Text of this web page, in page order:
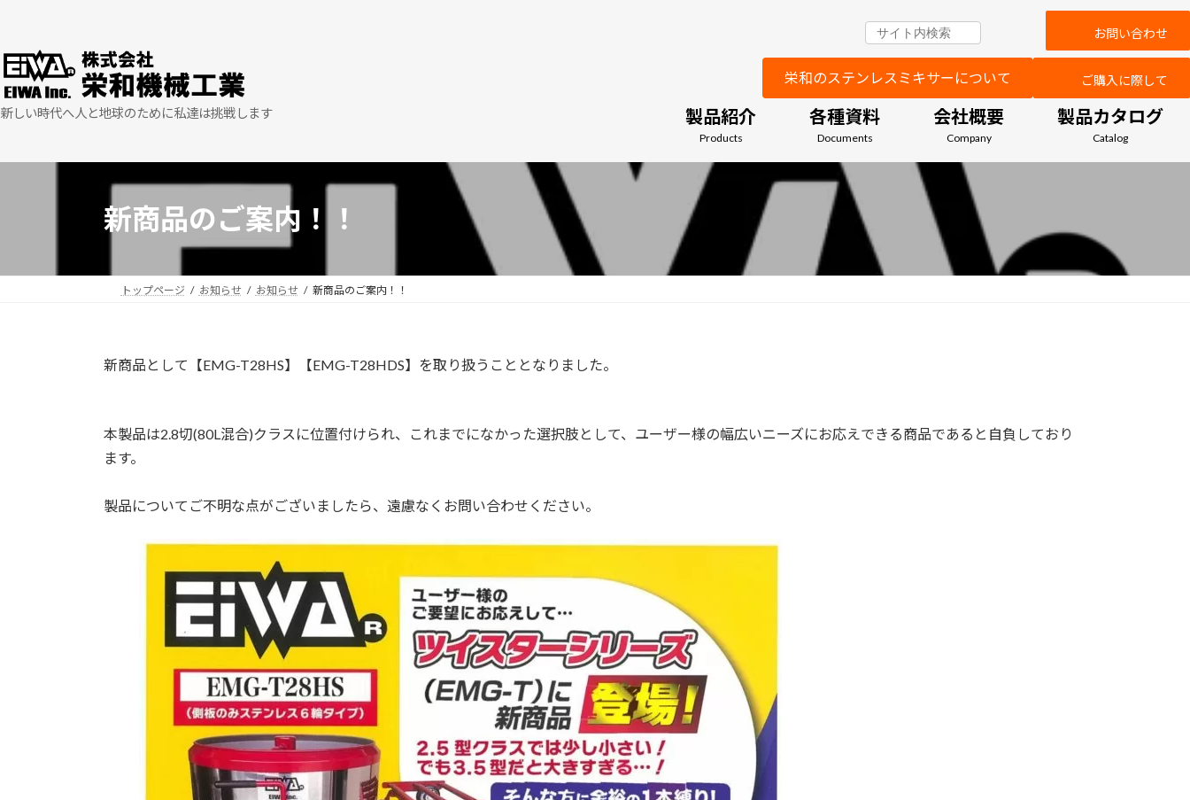
テ
ン
ツ
へ
キ
ゲ
ー
シ
ョ
に
新しい時代へ人と地球のために私達は挑戦します
お問い合わせ
栄和のステンレスミキサーについて ご購入に際して
製品紹介
Products
各種資料
Documents
会社概要
Company
製品カタログ
Catalog
新商品のご案内！！
トップページ お知らせ お知らせ 新商品のご案内！！
新商品として【EMG-T28HS】【EMG-T28HDS】を取り扱うこととなりました。
本製品は2.8切(80L混合)クラスに位置付けられ、これまでになかった選択肢として、ユーザー様の幅広いニーズにお応えできる商品であると自負しており
ます。
製品についてご不明な点がございましたら、遠慮なくお問い合わせください。